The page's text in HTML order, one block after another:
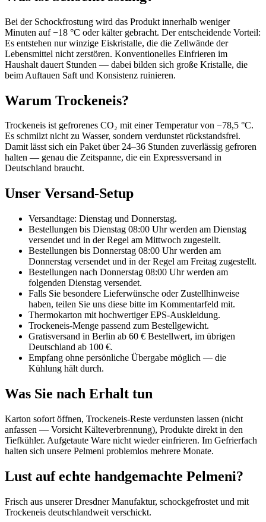
Bei der Schockfrostung wird das Produkt innerhalb weniger
Minuten auf −18 °C oder kälter gebracht. Der entscheidende Vorteil:
Es entstehen nur winzige Eiskristalle, die die Zellwände der
Lebensmittel nicht zerstören. Konventionelles Einfrieren im
Haushalt dauert Stunden — dabei bilden sich große Kristalle, die
beim Auftauen Saft und Konsistenz ruinieren.
Warum Trockeneis?
Trockeneis ist gefrorenes CO₂ mit einer Temperatur von −78,5 °C.
Es schmilzt nicht zu Wasser, sondern verdunstet rückstandsfrei.
Damit lässt sich ein Paket über 24–36 Stunden zuverlässig gefroren
halten — genau die Zeitspanne, die ein Expressversand in
Deutschland braucht.
Unser Versand-Setup
Versandtage: Dienstag und Donnerstag.
Bestellungen bis Dienstag 08:00 Uhr werden am Dienstag
versendet und in der Regel am Mittwoch zugestellt.
Bestellungen bis Donnerstag 08:00 Uhr werden am
Donnerstag versendet und in der Regel am Freitag zugestellt.
Bestellungen nach Donnerstag 08:00 Uhr werden am
folgenden Dienstag versendet.
Falls Sie besondere Lieferwünsche oder Zustellhinweise
haben, teilen Sie uns diese bitte im Kommentarfeld mit.
Thermokarton mit hochwertiger EPS-Auskleidung.
Trockeneis-Menge passend zum Bestellgewicht.
Gratisversand in Berlin ab 60 € Bestellwert, im übrigen
Deutschland ab 100 €.
Empfang ohne persönliche Übergabe möglich — die
Kühlung hält durch.
Was Sie nach Erhalt tun
Karton sofort öffnen, Trockeneis-Reste verdunsten lassen (nicht
anfassen — Vorsicht Kälteverbrennung), Produkte direkt in den
Tiefkühler. Aufgetaute Ware nicht wieder einfrieren. Im Gefrierfach
halten sich unsere Pelmeni problemlos mehrere Monate.
Lust auf echte handgemachte Pelmeni?
Frisch aus unserer Dresdner Manufaktur, schockgefrostet und mit
Trockeneis deutschlandweit verschickt.